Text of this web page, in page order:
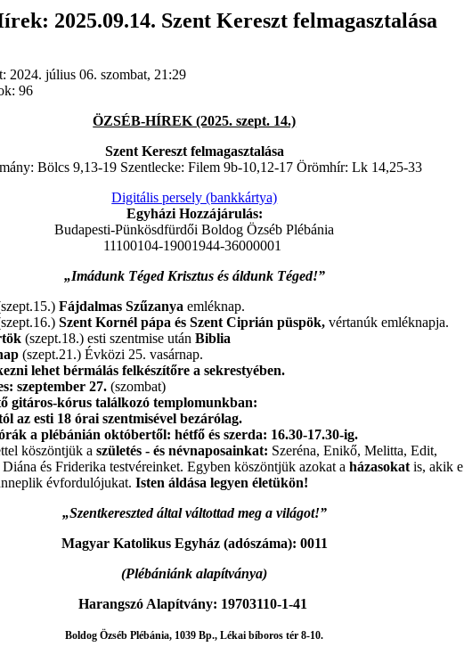
2025.09.14. Szent Kereszt felmagasztalása
2024. július 06. szombat, 21:29
96
ÖZSÉB-HÍREK (2025. szept. 14.)
Szent Kereszt felmagasztalása
Bölcs 9,13-19 Szentlecke: Filem 9b-10,12-17 Örömhír: Lk 14,25-33
Digitális persely (bankkártya)
Egyházi Hozzájárulás:
Budapesti-Pünkösdfürdői Boldog Özséb Plébánia
11100104-19001944-36000001
„Imádunk Téged Krisztus és áldunk Téged!”
Fájdalmas Szűzanya emléknap.
Szent Kornél pápa és Szent Ciprián püspök,vértanúk emléknapja.
(szept.18.) esti szentmise után Biblia
(szept.21.) Évközi 25. vasárnap.
lehet bérmálás felkészítőre a sekrestyében.
szeptember 27.(szombat)
gitáros-kórus találkozó templomunkban:
az esti 18 órai szentmisével bezárólag.
a plébánián októbertől: hétfő és szerda: 16.30-17.30-ig.
köszöntjük aszületés - és névnaposainkat: Szeréna, Enikő, Melitta, Edit,
és Friderika testvéreinket. Egyben köszöntjük azokat aházasokat is, akik e
évfordulójukat.Isten áldása legyen életükön!
„Szentkereszted által váltottad meg a világot!”
Magyar Katolikus Egyház (adószáma): 0011
(Plébániánk alapítványa)
Harangszó Alapítvány: 19703110-1-41
Boldog Özséb Plébánia, 1039 Bp., Lékai bíboros tér 8-10.